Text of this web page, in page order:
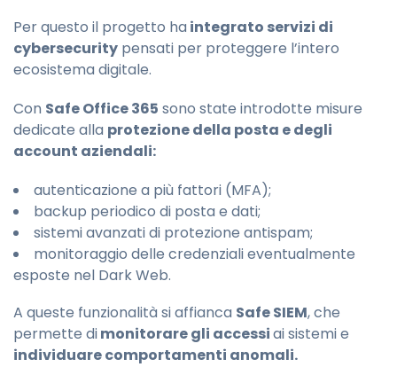
Per questo il progetto ha integrato servizi di
cybersecurity pensati per proteggere l’intero
ecosistema digitale.
Con Safe Office 365 sono state introdotte misure
dedicate alla protezione della posta e degli
account aziendali:
autenticazione a più fattori (MFA);
backup periodico di posta e dati;
sistemi avanzati di protezione antispam;
monitoraggio delle credenziali eventualmente
esposte nel Dark Web.
A queste funzionalità si affianca Safe SIEM, che
permette dimonitorare gli accessiai sistemi e
individuare comportamenti anomali.